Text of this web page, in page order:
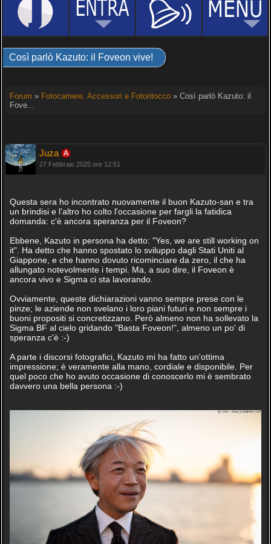
Così parlò Kazuto: il Foveon vive!
Forum » Fotocamere, Accessori e Fotoritocco» Così parlò Kazuto: il
Fove...
Juza
27 Febbraio 2025 ore 12:51
Questa sera ho incontrato nuovamente il buon Kazuto-san e tra
un brindisi e l'altro ho colto l'occasione per fargli la fatidica
domanda: c'è ancora speranza per il Foveon?
Ebbene, Kazuto in persona ha detto: "Yes, we are still working on
it". Ha detto che hanno spostato lo sviluppo dagli Stati Uniti al
Giappone, e che hanno dovuto ricominciare da zero, il che ha
allungato notevolmente i tempi. Ma, a suo dire, il Foveon è
ancora vivo e Sigma ci sta lavorando.
Ovviamente, queste dichiarazioni vanno sempre prese con le
pinze; le aziende non svelano i loro piani futuri e non sempre i
buoni propositi si concretizzano. Però almeno non ha sollevato la
Sigma BF al cielo gridando "Basta Foveon!", almeno un po' di
speranza c'è :-)
A parte i discorsi fotografici, Kazuto mi ha fatto un'ottima
impressione; è veramente alla mano, cordiale e disponibile. Per
quel poco che ho avuto occasione di conoscerlo mi è sembrato
davvero una bella persona :-)